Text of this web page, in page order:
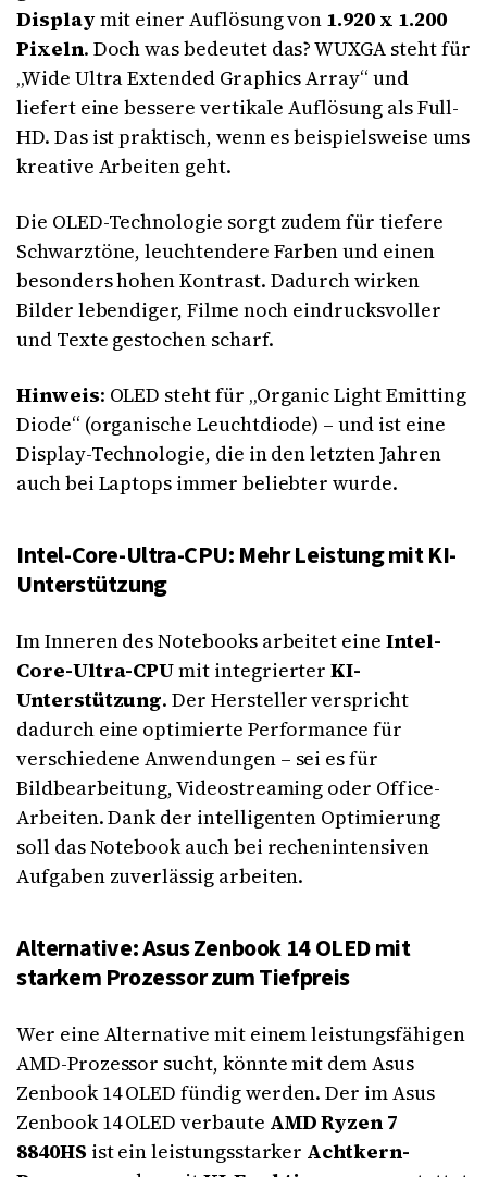
Display mit einer Auflösung von 1.920 x 1.200
Pixeln. Doch was bedeutet das? WUXGA steht für
„Wide Ultra Extended Graphics Array“ und
liefert eine bessere vertikale Auflösung als Full-
HD. Das ist praktisch, wenn es beispielsweise ums
kreative Arbeiten geht.
Die OLED-Technologie sorgt zudem für tiefere
Schwarztöne, leuchtendere Farben und einen
besonders hohen Kontrast. Dadurch wirken
Bilder lebendiger, Filme noch eindrucksvoller
und Texte gestochen scharf.
Hinweis: OLED steht für „Organic Light Emitting
Diode“ (organische Leuchtdiode) – und ist eine
Display-Technologie, die in den letzten Jahren
auch bei Laptops immer beliebter wurde.
Intel-Core-Ultra-CPU: Mehr Leistung mit KI-
Unterstützung
Im Inneren des Notebooks arbeitet eine Intel-
Core-Ultra-CPUmit integrierterKI-
Unterstützung. Der Hersteller verspricht
dadurch eine optimierte Performance für
verschiedene Anwendungen – sei es für
Bildbearbeitung, Videostreaming oder Office-
Arbeiten. Dank der intelligenten Optimierung
soll das Notebook auch bei rechenintensiven
Aufgaben zuverlässig arbeiten.
Alternative: Asus Zenbook 14 OLED mit
starkem Prozessor zum Tiefpreis
Wer eine Alternative mit einem leistungsfähigen
AMD-Prozessor sucht, könnte mit dem Asus
Zenbook 14 OLED fündig werden. Der im Asus
Zenbook 14 OLED verbaute AMD Ryzen 7
8840HS ist ein leistungsstarker Achtkern-